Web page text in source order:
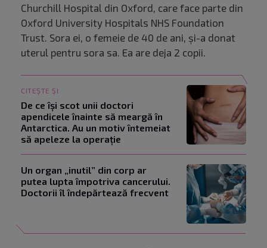
Churchill Hospital din Oxford, care face parte din
Oxford University Hospitals NHS Foundation
Trust. Sora ei, o femeie de 40 de ani, și-a donat
uterul pentru sora sa. Ea are deja 2 copii.
CITEȘTE ȘI
De ce își scot unii doctori
apendicele înainte să meargă în
Antarctica. Au un motiv întemeiat
să apeleze la operație
Un organ „inutil” din corp ar
putea lupta împotriva cancerului.
Doctorii îl îndepărtează frecvent